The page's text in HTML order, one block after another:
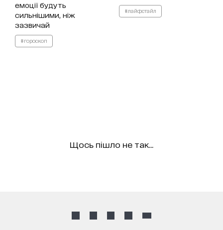
емоції будуть
сильнішими, ніж
зазвичай
#гороскоп
#лайфстайл
Щось пішло не так...